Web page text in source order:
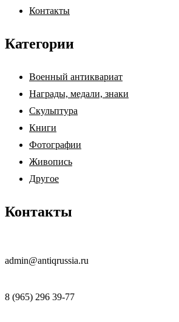
Контакты
Категории
Военный антиквариат
Награды, медали, знаки
Скульптура
Книги
Фотографии
Живопись
Другое
Контакты
admin@antiqrussia.ru
8 (965) 296 39-77